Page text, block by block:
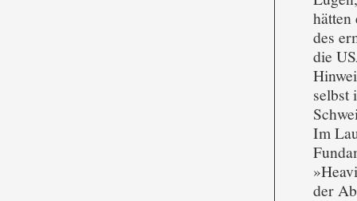
des
die
selbst
Im
der